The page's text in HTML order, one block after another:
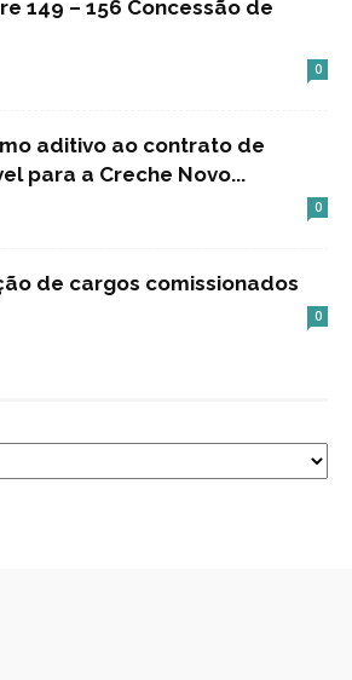
149 – 156 Concessão de
0
aditivo ao contrato de
para a Creche Novo...
0
de cargos comissionados
0